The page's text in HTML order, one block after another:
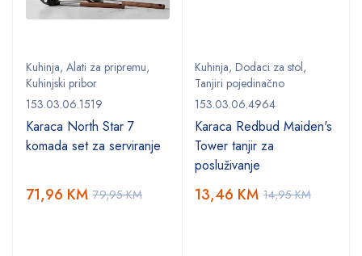
Kuhinja, Alati za pripremu,
Kuhinjski pribor
153.03.06.1519
Karaca North Star 7
komada set za serviranje
79,95KM
71,96 KM
Kuhinja, Dodaci za stol,
Tanjiri pojedinačno
153.03.06.4964
Karaca Redbud Maiden's
Tower tanjir za
posluživanje
14,95KM
13,46 KM